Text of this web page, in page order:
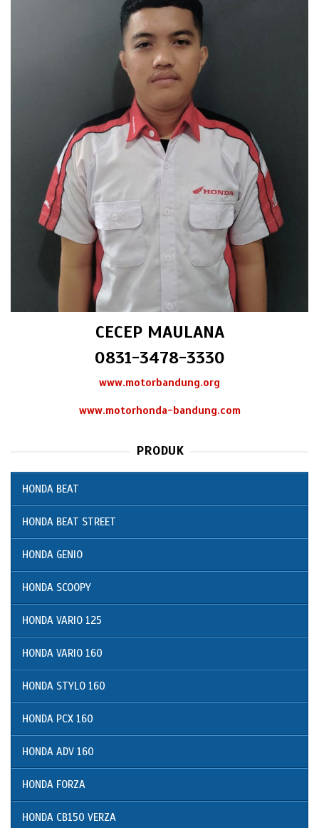
CECEP MAULANA
0831-3478-3330
www.motorbandung.org
www.motorhonda-bandung.com
PRODUK
HONDA BEAT
HONDA BEAT STREET
HONDA GENIO
HONDA SCOOPY
HONDA VARIO 125
HONDA VARIO 160
HONDA STYLO 160
HONDA PCX 160
HONDA ADV 160
HONDA FORZA
HONDA CB150 VERZA